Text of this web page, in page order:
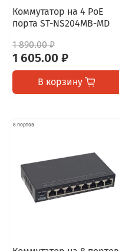
Коммутатор на 4 PoE
порта ST-NS204MB-MD
1 890.00 ₽
1 605.00 ₽
В корзину
8 портов